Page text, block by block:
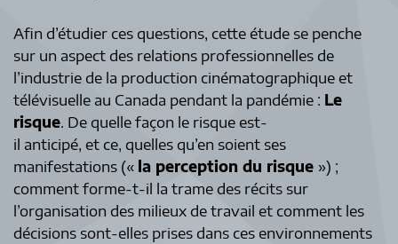
Afin d’étudier ces questions, cette étude se penche
sur un aspect des relations professionnelles de
l’industrie de la production cinématographique et
télévisuelle au Canada pendant la pandémie : Le
risque. De quelle façon le risque est-
il anticipé, et ce, quelles qu’en soient ses
manifestations (« la perception du risque ») ;
comment forme-t-il la trame des récits sur
l’organisation des milieux de travail et comment les
décisions sont-elles prises dans ces environnements